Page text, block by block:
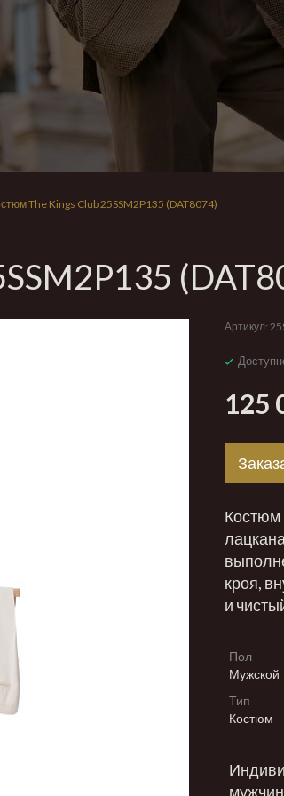
The Kings Club 25SSM2P135 (DAT8074)
Артикул:
125
Костюм
кроя,
и
Пол
Мужской
Тип
Костюм